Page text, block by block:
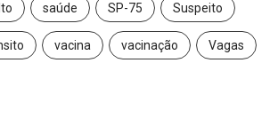
saúde SP-75 Suspeito
vacina vacinação Vagas